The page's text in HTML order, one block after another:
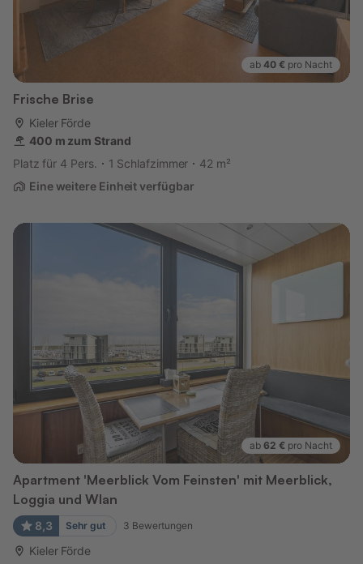
ab 40 € pro Nacht
Frische Brise
Kieler Förde
400 m zum Strand
Platz für 4 Pers.
1 Schlafzimmer
42 m²
Eine weitere Einheit verfügbar
ab 62 € pro Nacht
Apartment 'Meerblick Vom Feinsten' mit Meerblick,
Loggia und Wlan
8,3 Sehr gut 3 Bewertungen
Kieler Förde